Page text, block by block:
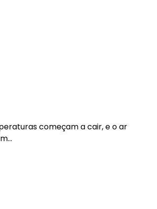
começam a cair, e o ar